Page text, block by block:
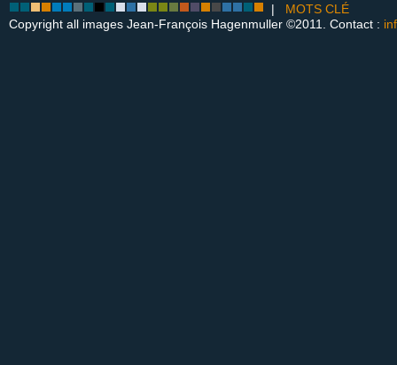
| MOTS CLÉ
Copyright all images Jean-François Hagenmuller ©2011. Contact :